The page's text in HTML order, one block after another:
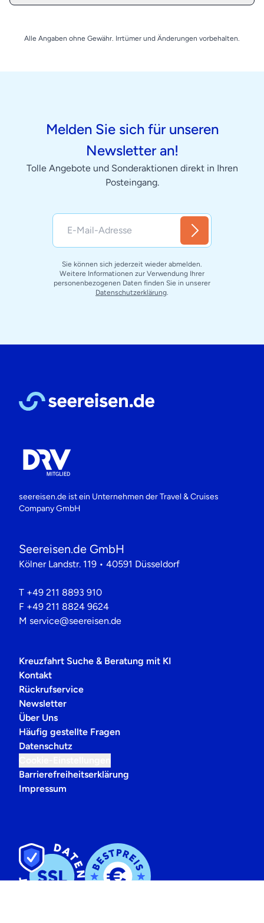
Alle Angaben ohne Gewähr. Irrtümer und Änderungen vorbehalten.
Melden Sie sich für unseren
Newsletter an!
Tolle Angebote und Sonderaktionen direkt in Ihren
Posteingang.
Sie können sich jederzeit wieder abmelden.
Weitere Informationen zur Verwendung Ihrer
personenbezogenen Daten finden Sie in unserer
Datenschutzerklärung.
seereisen.de ist ein Unternehmen derTravel & Cruises
Company GmbH
Seereisen.de GmbH
Kölner Landstr. 119 • 40591 Düsseldorf
T +49 211 8893 910
F +49 211 8824 9624
M service@seereisen.de
Kreuzfahrt Suche & Beratung mit KI
Kontakt
Rückrufservice
Newsletter
Über Uns
Häufig gestellte Fragen
Datenschutz
Barrierefreiheitserklärung
Impressum